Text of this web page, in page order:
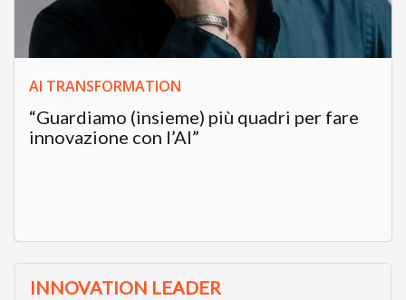
AI TRANSFORMATION
“Guardiamo (insieme) più quadri per fare
innovazione con l’AI”
INNOVATION LEADER